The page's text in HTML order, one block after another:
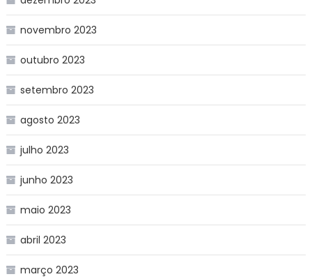
novembro 2023
outubro 2023
setembro 2023
agosto 2023
julho 2023
junho 2023
maio 2023
abril 2023
março 2023